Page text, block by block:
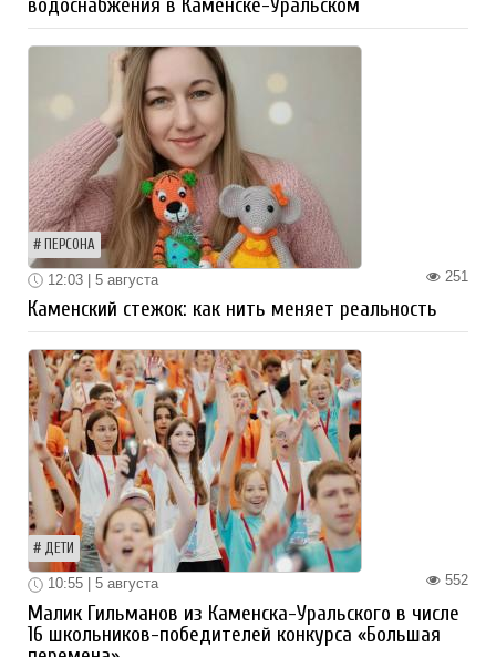
водоснабжения в Каменске-Уральском
ПЕРСОНА
251
12:03 | 5 августа
Каменский стежок: как нить меняет реальность
ДЕТИ
552
10:55 | 5 августа
Малик Гильманов из Каменска-Уральского в числе
16 школьников-победителей конкурса «Большая